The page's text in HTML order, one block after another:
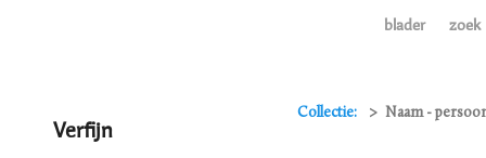
blader zoek
Collectie: Naam -
Verfijn